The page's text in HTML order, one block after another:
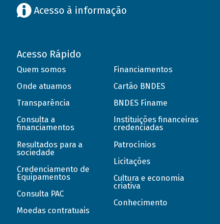
Acesso à informação
Acesso Rápido
Quem somos
Onde atuamos
Transparência
Consulta a
financiamentos
Resultados para a
sociedade
Credenciamento de
Equipamentos
Consulta PAC
Moedas contratuais
Financiamentos
Cartão BNDES
BNDES Finame
Instituições financeiras
credenciadas
Patrocínios
Licitações
Cultura e economia
criativa
Conhecimento